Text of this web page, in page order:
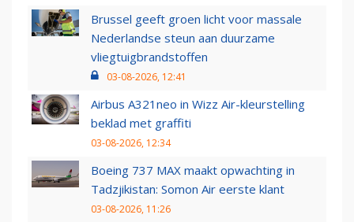
Brussel geeft groen licht voor massale
Nederlandse steun aan duurzame
vliegtuigbrandstoffen
03-08-2026, 12:41
Airbus A321neo in Wizz Air-kleurstelling
beklad met graffiti
03-08-2026, 12:34
Boeing 737 MAX maakt opwachting in
Tadzjikistan: Somon Air eerste klant
03-08-2026, 11:26